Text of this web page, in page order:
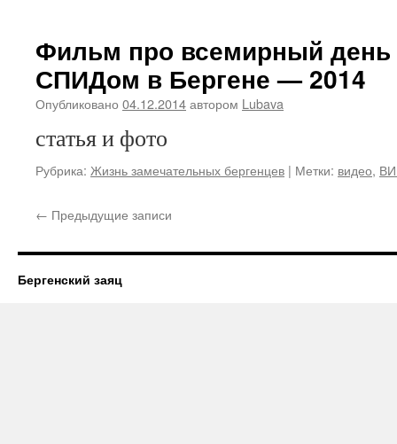
Фильм про всемирный
СПИДом в Бергене — 2014
Опубликовано 04.12.2014автором Lubava
статья и фото
Рубрика: Жизнь замечательных бергенцев | Метки: видео,
← Предыдущие записи
Бергенский заяц